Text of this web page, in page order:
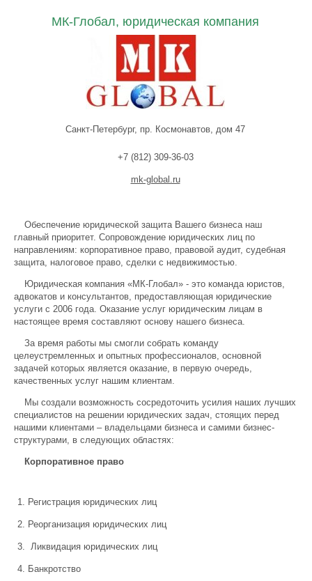
МК-Глобал, юридическая компания
Санкт-Петербург, пр. Космонавтов, дом 47
+7 (812) 309-36-03
mk-global.ru
Обеспечение юридической защита Вашего бизнеса наш
главный приоритет. Сопровождение юридических лиц по
направлениям: корпоративное право, правовой аудит, судебная
защита, налоговое право, сделки с недвижимостью.
Юридическая компания «МК-Глобал» - это команда юристов,
адвокатов и консультантов, предоставляющая юридические
услуги с 2006 года. Оказание услуг юридическим лицам в
настоящее время составляют основу нашего бизнеса.
За время работы мы смогли собрать команду
целеустремленных и опытных профессионалов, основной
задачей которых является оказание, в первую очередь,
качественных услуг нашим клиентам.
Мы создали возможность сосредоточить усилия наших лучших
специалистов на решении юридических задач, стоящих перед
нашими клиентами – владельцами бизнеса и самими бизнес-
структурами, в следующих областях:
Корпоративное право
Регистрация юридических лиц
Реорганизация юридических лиц
Ликвидация юридических лиц
Банкротство